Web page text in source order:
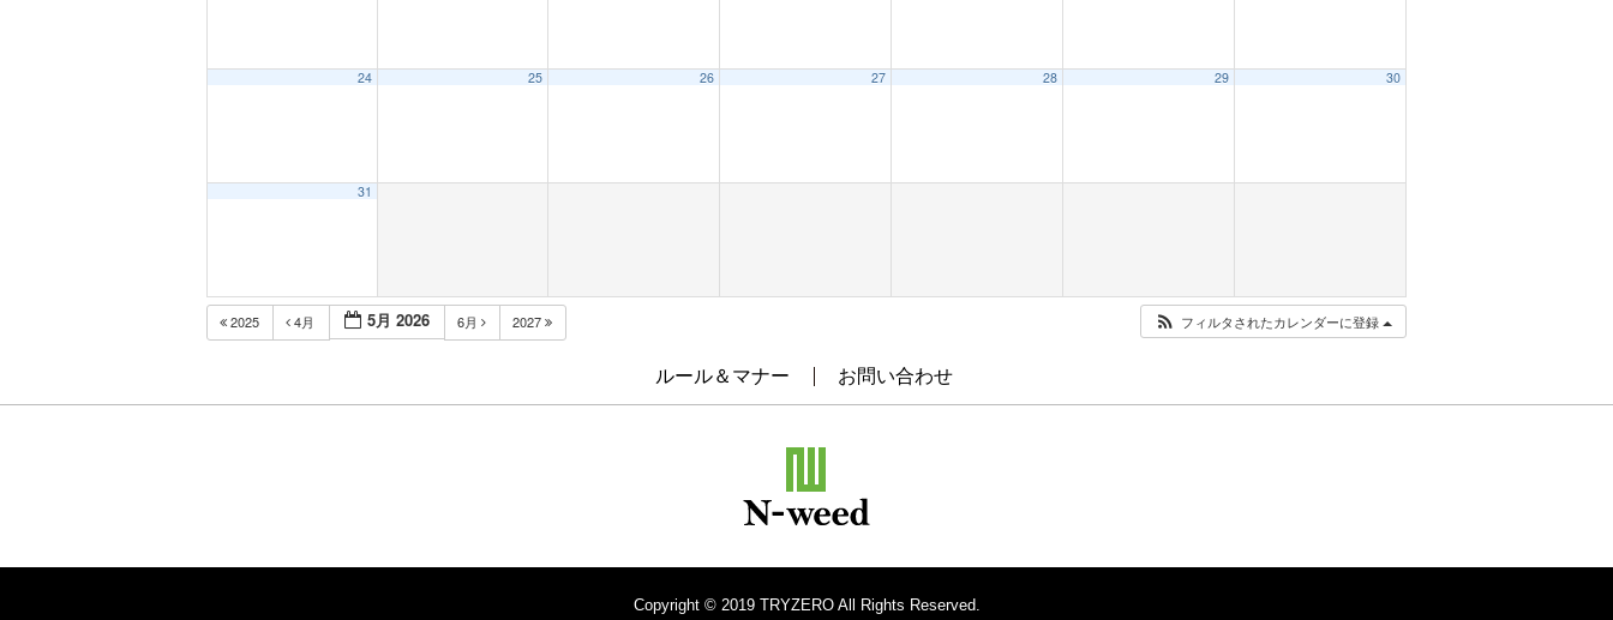
24 25 26 27 28 29 30
31
2025 4月 5月 2026 6月 2027 フィルタされたカレンダーに登録
ルール＆マナー お問い合わせ
Copyright © 2019 TRYZERO All Rights Reserved.